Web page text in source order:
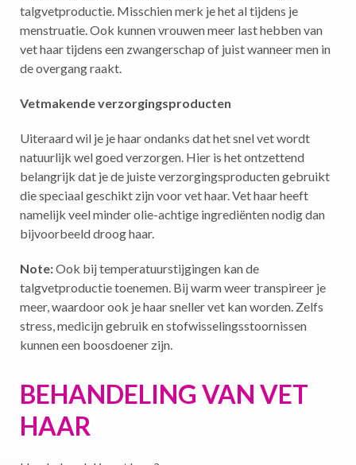
talgvetproductie. Misschien merk je het al tijdens je
menstruatie. Ook kunnen vrouwen meer last hebben van
vet haar tijdens een zwangerschap of juist wanneer men in
de overgang raakt.
Vetmakende verzorgingsproducten
Uiteraard wil je je haar ondanks dat het snel vet wordt
natuurlijk wel goed verzorgen. Hier is het ontzettend
belangrijk dat je de juiste verzorgingsproducten gebruikt
die speciaal geschikt zijn voor vet haar. Vet haar heeft
namelijk veel minder olie-achtige ingrediënten nodig dan
bijvoorbeeld droog haar.
Note:Ook bij temperatuurstijgingen kan de
talgvetproductie toenemen. Bij warm weer transpireer je
meer, waardoor ook je haar sneller vet kan worden. Zelfs
stress, medicijn gebruik en stofwisselingsstoornissen
kunnen een boosdoener zijn.
BEHANDELING VAN VET
HAAR